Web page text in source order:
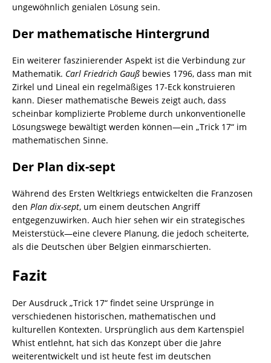
ungewöhnlich genialen Lösung sein.
Der mathematische Hintergrund
Ein weiterer faszinierender Aspekt ist die Verbindung zur
Mathematik. Carl Friedrich Gauß bewies 1796, dass man mit
Zirkel und Lineal ein regelmäßiges 17-Eck konstruieren
kann. Dieser mathematische Beweis zeigt auch, dass
scheinbar komplizierte Probleme durch unkonventionelle
Lösungswege bewältigt werden können—ein „Trick 17“ im
mathematischen Sinne.
Der Plan dix-sept
Während des Ersten Weltkriegs entwickelten die Franzosen
den Plan dix-sept, um einem deutschen Angriff
entgegenzuwirken. Auch hier sehen wir ein strategisches
Meisterstück—eine clevere Planung, die jedoch scheiterte,
als die Deutschen über Belgien einmarschierten.
Fazit
Der Ausdruck „Trick 17“ findet seine Ursprünge in
verschiedenen historischen, mathematischen und
kulturellen Kontexten. Ursprünglich aus dem Kartenspiel
Whist entlehnt, hat sich das Konzept über die Jahre
weiterentwickelt und ist heute fest im deutschen